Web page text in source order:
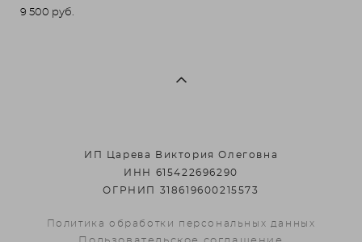
9 500 pуб.
ИП Царева Виктория Олеговна
ИНН 615422696290
ОГРНИП 318619600215573
Политика обработки персональных данных